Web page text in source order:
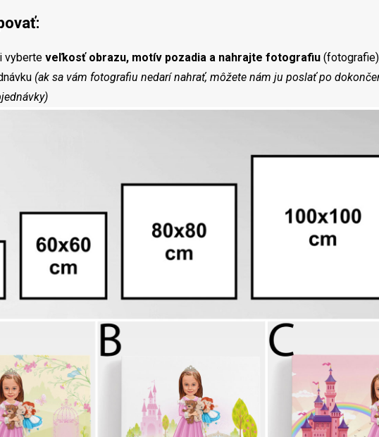
vyberte veľkosť obrazu, motív pozadia a nahrajte fotografiu
(ak sa vám fotografiu nedarí nahrať, môžete nám ju poslať po